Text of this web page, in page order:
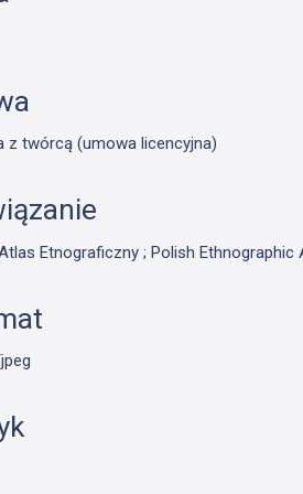
z twórcą (umowa licencyjna)
Etnograficzny ; Polish Ethnographic